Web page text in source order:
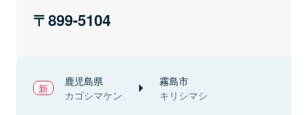
899-5104
鹿児島県
カゴシマケン
霧島市
キリシマシ